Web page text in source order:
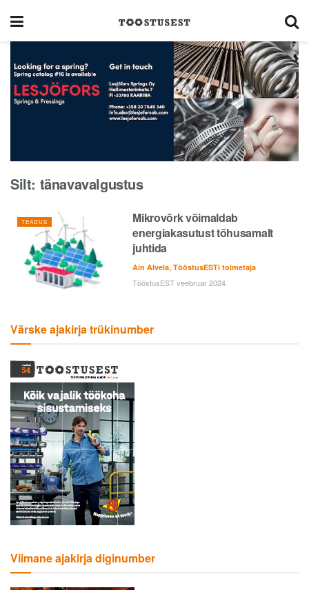
Silt: tänavavalgustus
TEADUS
Mikrovõrk võimaldab
energiakasutust tõhusamalt
juhtida
Ain Alvela, TööstusESTi toimetaja
TööstusEST veebruar 2024
Värske ajakirja trükinumber
Viimane ajakirja diginumber